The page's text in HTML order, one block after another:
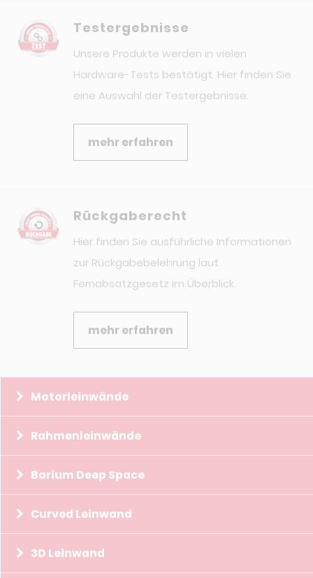
Testergebnisse
Unsere Produkte werden in vielen
Hardware-Tests bestätigt. Hier finden Sie
eine Auswahl der Testergebnisse.
mehr erfahren
Rückgaberecht
Hier finden Sie ausführliche Informationen
zur Rückgabebelehrung laut
Fernabsatzgesetz im Überblick.
mehr erfahren
Motorleinwände
Rahmenleinwände
Barium Deep Space
Curved Leinwand
3D Leinwand